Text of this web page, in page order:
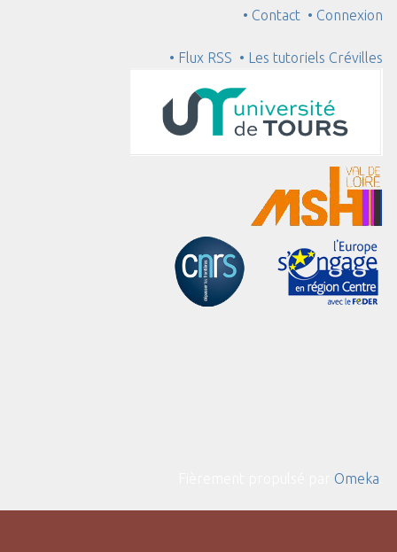
• Contact • Connexion
• Flux RSS • Les tutoriels Crévilles
Omeka